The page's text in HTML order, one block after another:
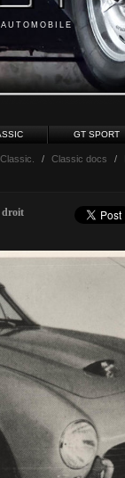
GT SPORT
/ Classic docs /
droit